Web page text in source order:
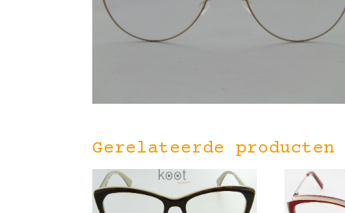
Gerelateerde producten